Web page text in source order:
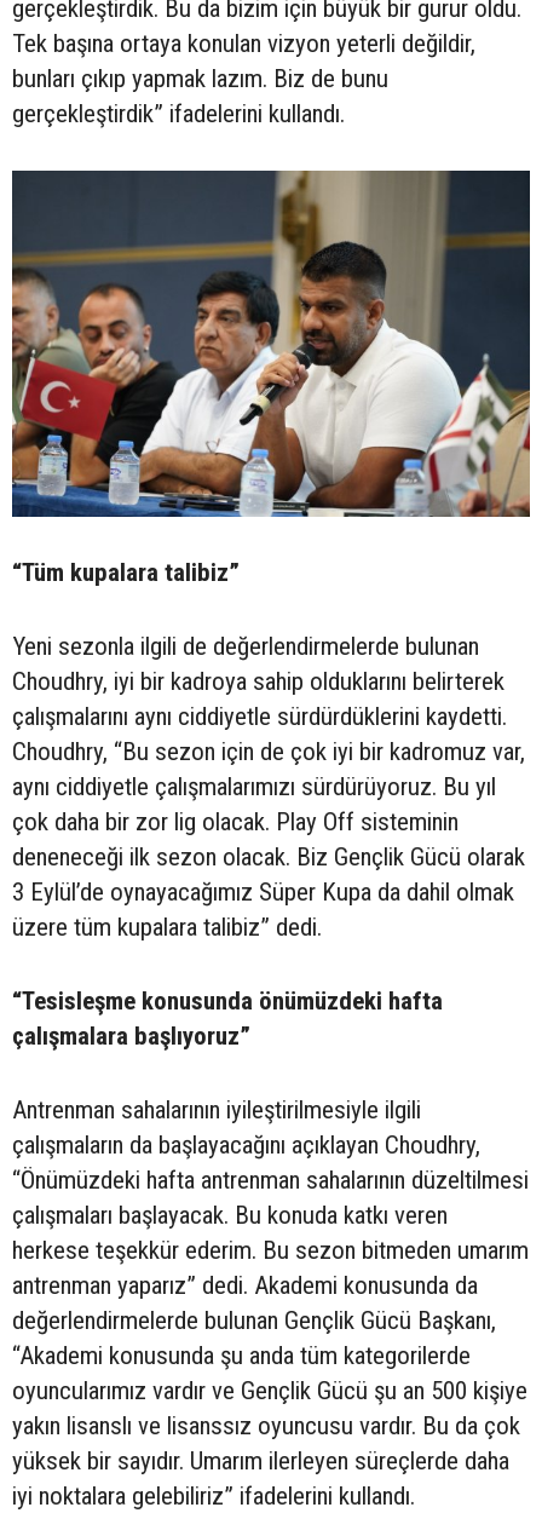
gerçekleştirdik. Bu da bizim için büyük bir gurur oldu.
Tek başına ortaya konulan vizyon yeterli değildir,
bunları çıkıp yapmak lazım. Biz de bunu
gerçekleştirdik” ifadelerini kullandı.
“Tüm kupalara talibiz”
Yeni sezonla ilgili de değerlendirmelerde bulunan
Choudhry, iyi bir kadroya sahip olduklarını belirterek
çalışmalarını aynı ciddiyetle sürdürdüklerini kaydetti.
Choudhry, “Bu sezon için de çok iyi bir kadromuz var,
aynı ciddiyetle çalışmalarımızı sürdürüyoruz. Bu yıl
çok daha bir zor lig olacak. Play Off sisteminin
deneneceği ilk sezon olacak. Biz Gençlik Gücü olarak
3 Eylül’de oynayacağımız Süper Kupa da dahil olmak
üzere tüm kupalara talibiz” dedi.
“Tesisleşme konusunda önümüzdeki hafta
çalışmalara başlıyoruz”
Antrenman sahalarının iyileştirilmesiyle ilgili
çalışmaların da başlayacağını açıklayan Choudhry,
“Önümüzdeki hafta antrenman sahalarının düzeltilmesi
çalışmaları başlayacak. Bu konuda katkı veren
herkese teşekkür ederim. Bu sezon bitmeden umarım
antrenman yaparız” dedi. Akademi konusunda da
değerlendirmelerde bulunan Gençlik Gücü Başkanı,
“Akademi konusunda şu anda tüm kategorilerde
oyuncularımız vardır ve Gençlik Gücü şu an 500 kişiye
yakın lisanslı ve lisanssız oyuncusu vardır. Bu da çok
yüksek bir sayıdır. Umarım ilerleyen süreçlerde daha
iyi noktalara gelebiliriz” ifadelerini kullandı.